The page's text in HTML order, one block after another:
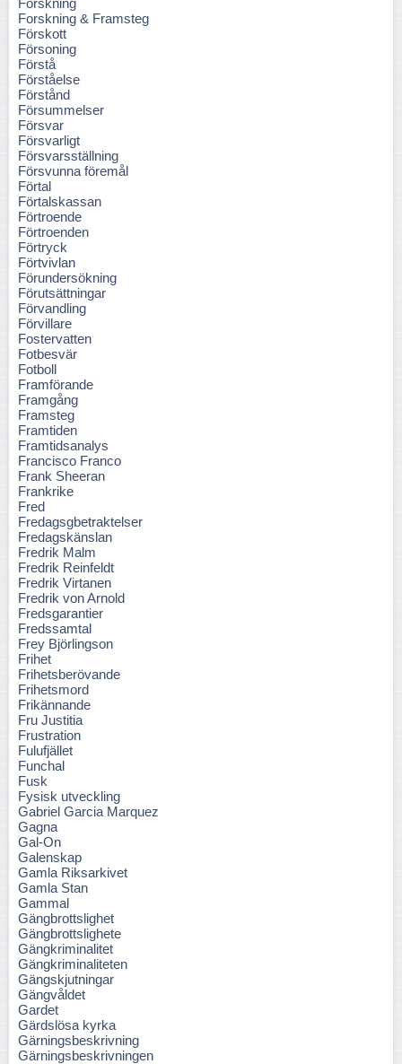
Forskning
Forskning & Framsteg
Förskott
Försoning
Förstå
Förståelse
Förstånd
Försummelser
Försvar
Försvarligt
Försvarsställning
Försvunna föremål
Förtal
Förtalskassan
Förtroende
Förtroenden
Förtryck
Förtvivlan
Förundersökning
Förutsättningar
Förvandling
Förvillare
Fostervatten
Fotbesvär
Fotboll
Framförande
Framgång
Framsteg
Framtiden
Framtidsanalys
Francisco Franco
Frank Sheeran
Frankrike
Fred
Fredagsgbetraktelser
Fredagskänslan
Fredrik Malm
Fredrik Reinfeldt
Fredrik Virtanen
Fredrik von Arnold
Fredsgarantier
Fredssamtal
Frey Björlingson
Frihet
Frihetsberövande
Frihetsmord
Frikännande
Fru Justitia
Frustration
Fulufjället
Funchal
Fusk
Fysisk utveckling
Gabriel Garcia Marquez
Gagna
Gal-On
Galenskap
Gamla Riksarkivet
Gamla Stan
Gammal
Gängbrottslighet
Gängbrottslighete
Gängkriminalitet
Gängkriminaliteten
Gängskjutningar
Gängvåldet
Gardet
Gärdslösa kyrka
Gärningsbeskrivning
Gärningsbeskrivningen